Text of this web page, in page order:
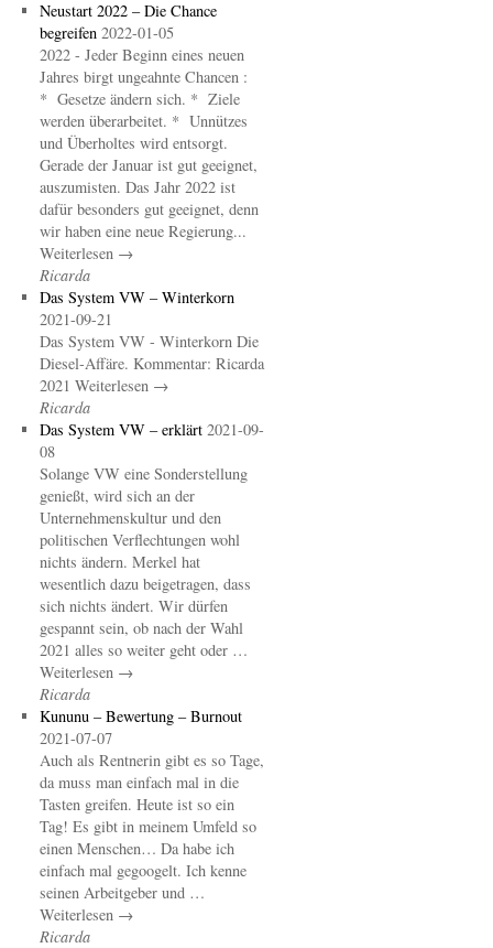
Neustart 2022 – Die Chance
begreifen 2022-01-05
2022 - Jeder Beginn eines neuen
Jahres birgt ungeahnte Chancen :
* Gesetze ändern sich. * Ziele
werden überarbeitet. * Unnützes
und Überholtes wird entsorgt.
Gerade der Januar ist gut geeignet,
auszumisten. Das Jahr 2022 ist
dafür besonders gut geeignet, denn
wir haben eine neue Regierung...
Weiterlesen →
Ricarda
Das System VW – Winterkorn
2021-09-21
Das System VW - Winterkorn Die
Diesel-Affäre. Kommentar: Ricarda
2021 Weiterlesen →
Ricarda
Das System VW – erklärt 2021-09-
08
Solange VW eine Sonderstellung
genießt, wird sich an der
Unternehmenskultur und den
politischen Verflechtungen wohl
nichts ändern. Merkel hat
wesentlich dazu beigetragen, dass
sich nichts ändert. Wir dürfen
gespannt sein, ob nach der Wahl
2021 alles so weiter geht oder …
Weiterlesen →
Ricarda
Kununu – Bewertung – Burnout
2021-07-07
Auch als Rentnerin gibt es so Tage,
da muss man einfach mal in die
Tasten greifen. Heute ist so ein
Tag! Es gibt in meinem Umfeld so
einen Menschen… Da habe ich
einfach mal gegoogelt. Ich kenne
seinen Arbeitgeber und …
Weiterlesen →
Ricarda